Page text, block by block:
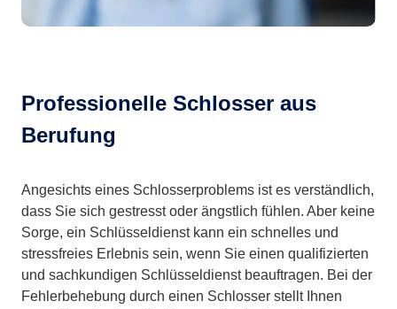
Professionelle Schlosser aus
Berufung
Angesichts eines Schlosserproblems ist es verständlich,
dass Sie sich gestresst oder ängstlich fühlen. Aber keine
Sorge, ein Schlüsseldienst kann ein schnelles und
stressfreies Erlebnis sein, wenn Sie einen qualifizierten
und sachkundigen Schlüsseldienst beauftragen. Bei der
Fehlerbehebung durch einen Schlosser stellt Ihnen